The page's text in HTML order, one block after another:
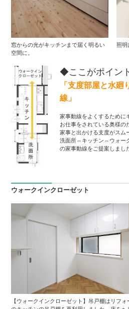
窓からの光がキッチンまで届く明るい
空間に。
照明
◆ここがポイン
「支度部屋と水
線」
家事動線をよくするために
お仕事をされている奥様の
家事と出かける支度がスム
洗面所⇔キッチン⇔ウォー
の家事動線をご提案しまし
ウォークインクローゼット
【ウォークインクローゼット】吊戸棚はリフォ